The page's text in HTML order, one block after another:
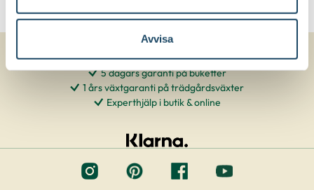
Avvisa
5 dagars garanti på buketter
1 års växtgaranti på trädgårdsväxter
Experthjälp i butik & online